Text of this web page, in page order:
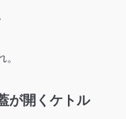
。
が開くケトル